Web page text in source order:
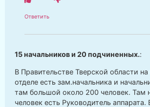
Ответить
15 начальников и 20 подчиненных.:
В Правительстве Тверской области
отделе есть зам.начальника и
там большой около 200 человек. Там
человек есть Руководитель